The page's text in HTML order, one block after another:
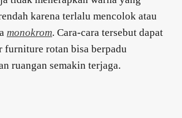
karena terlalu mencolok atau
monokrom. Cara-cara tersebut dapat
furniture rotan bisa berpadu
ruangan semakin terjaga.